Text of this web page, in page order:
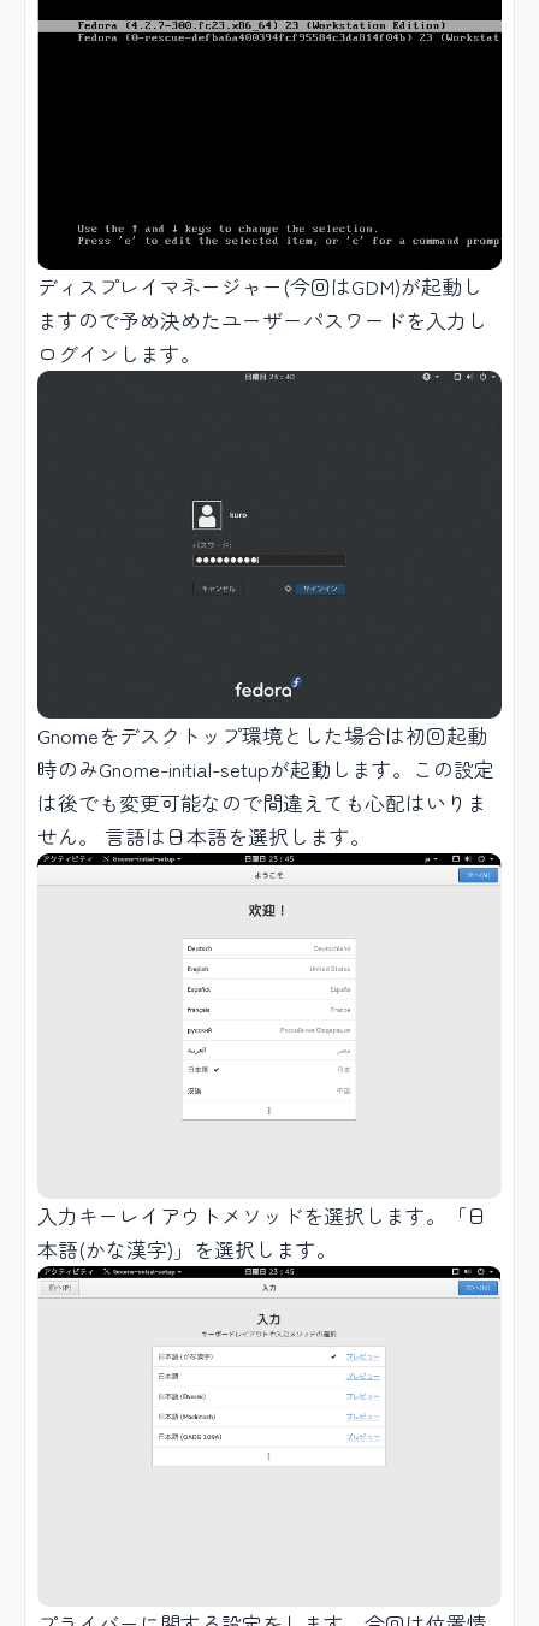
ディスプレイマネージャー(今回はGDM)が起動し
ますので予め決めたユーザーパスワードを入力し
ログインします。
Gnomeをデスクトップ環境とした場合は初回起動
時のみGnome-initial-setupが起動します。この設定
は後でも変更可能なので間違えても心配はいりま
せん。 言語は日本語を選択します。
入力キーレイアウトメソッドを選択します。「日
本語(かな漢字)」を選択します。